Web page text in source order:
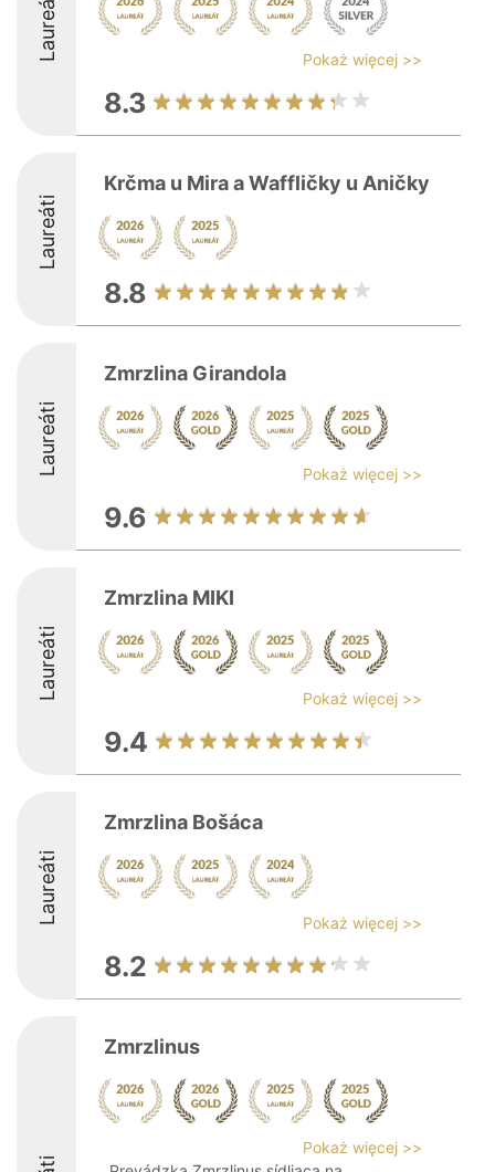
Laureáti Pokaż więcej >>
8.3
Laureáti
Krčma u Mira a Waffličky u Aničky
8.8
Laureáti
Zmrzlina Girandola
Pokaż więcej >>
9.6
Laureáti
Zmrzlina MIKI
Pokaż więcej >>
9.4
Laureáti
Zmrzlina Bošáca
Pokaż więcej >>
8.2
Zmrzlinus
Pokaż więcej >>